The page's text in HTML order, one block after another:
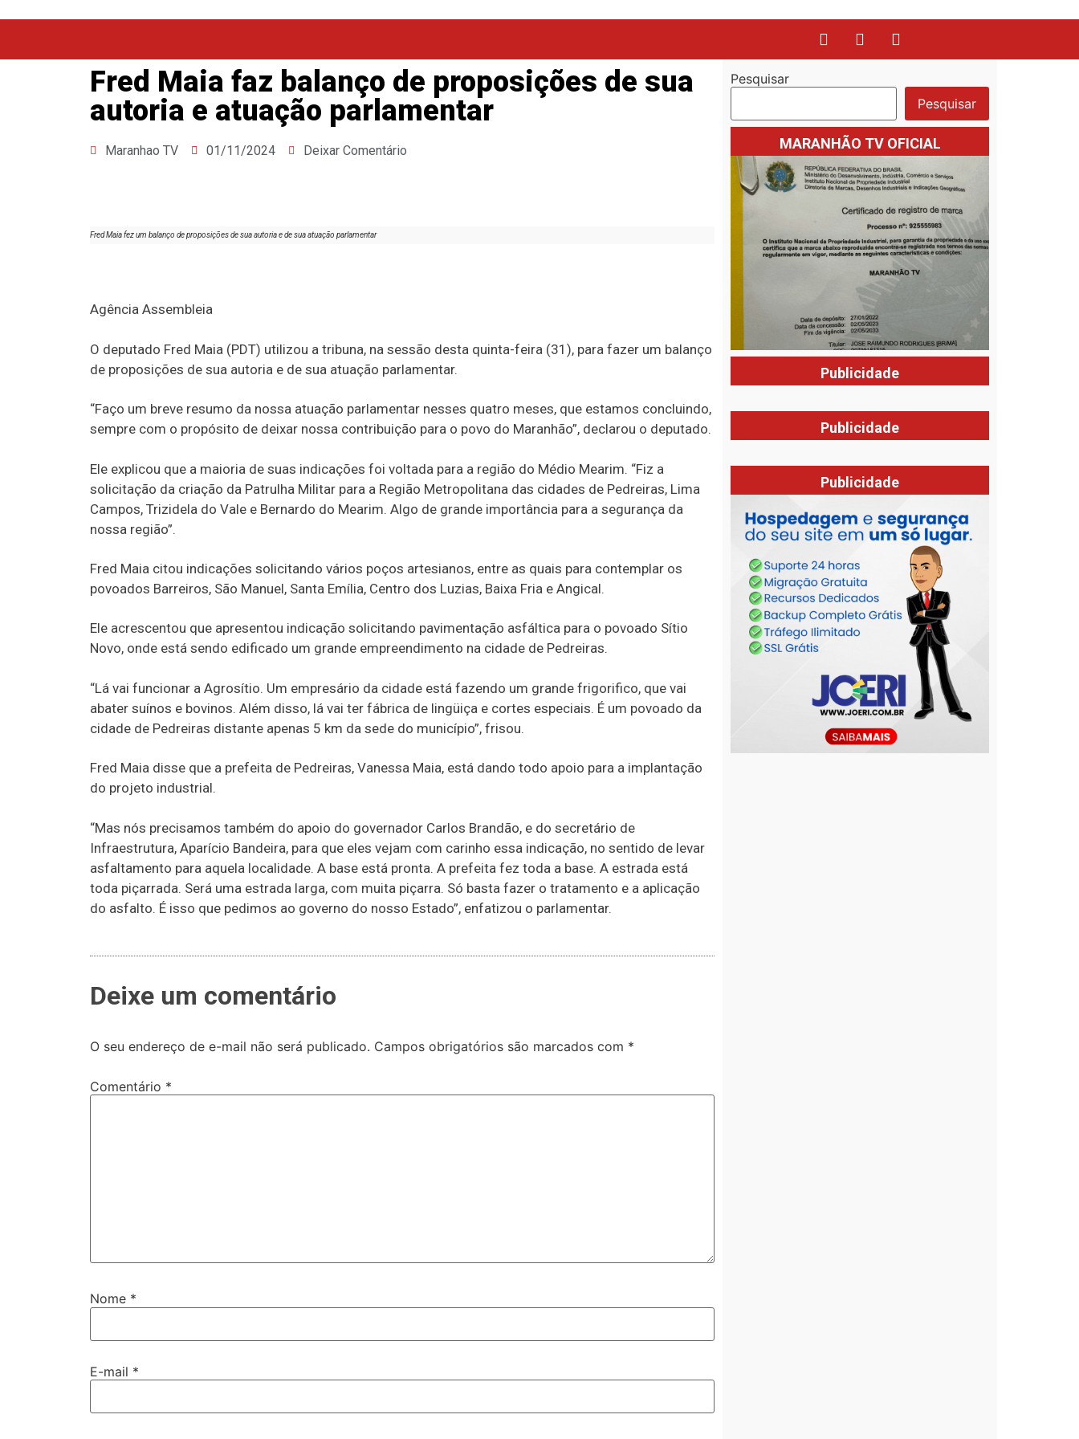
Fred Maia faz balanço de proposições de sua
autoria e atuação parlamentar
Maranhao TV 01/11/2024 Deixar Comentário
Fred Maia fez um balanço de proposições de sua autoria e de sua atuação parlamentar
Agência Assembleia
O deputado Fred Maia (PDT) utilizou a tribuna, na sessão desta quinta-feira (31), para fazer um balanço
de proposições de sua autoria e de sua atuação parlamentar.
“Faço um breve resumo da nossa atuação parlamentar nesses quatro meses, que estamos concluindo,
sempre com o propósito de deixar nossa contribuição para o povo do Maranhão”, declarou o deputado.
Ele explicou que a maioria de suas indicações foi voltada para a região do Médio Mearim. “Fiz a
solicitação da criação da Patrulha Militar para a Região Metropolitana das cidades de Pedreiras, Lima
Campos, Trizidela do Vale e Bernardo do Mearim. Algo de grande importância para a segurança da
nossa região”.
Fred Maia citou indicações solicitando vários poços artesianos, entre as quais para contemplar os
povoados Barreiros, São Manuel, Santa Emília, Centro dos Luzias, Baixa Fria e Angical.
Ele acrescentou que apresentou indicação solicitando pavimentação asfáltica para o povoado Sítio
Novo, onde está sendo edificado um grande empreendimento na cidade de Pedreiras.
“Lá vai funcionar a Agrosítio. Um empresário da cidade está fazendo um grande frigorifico, que vai
abater suínos e bovinos. Além disso, lá vai ter fábrica de lingüiça e cortes especiais. É um povoado da
cidade de Pedreiras distante apenas 5 km da sede do município”, frisou.
Fred Maia disse que a prefeita de Pedreiras, Vanessa Maia, está dando todo apoio para a implantação
do projeto industrial.
“Mas nós precisamos também do apoio do governador Carlos Brandão, e do secretário de
Infraestrutura, Aparício Bandeira, para que eles vejam com carinho essa indicação, no sentido de levar
asfaltamento para aquela localidade. A base está pronta. A prefeita fez toda a base. A estrada está
toda piçarrada. Será uma estrada larga, com muita piçarra. Só basta fazer o tratamento e a aplicação
do asfalto. É isso que pedimos ao governo do nosso Estado”, enfatizou o parlamentar.
Deixe um comentário
O seu endereço de e-mail não será publicado. Campos obrigatórios são marcados com *
Comentário *
Nome *
E-mail *
Pesquisar
Pesquisar
MARANHÃO TV OFICIAL
Publicidade
Publicidade
Publicidade